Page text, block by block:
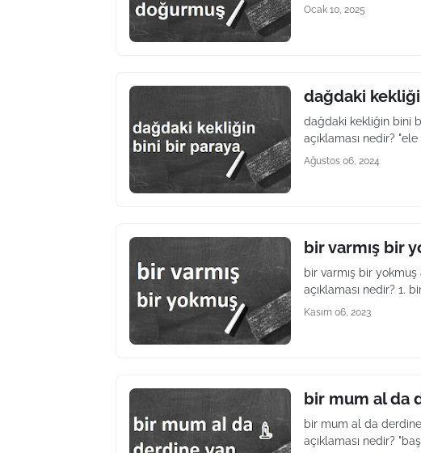
Ocak 10, 2025
dağdaki
dağdaki kekliğin bini
açıklaması nedir?
Ağustos 06, 2024
bir varmış bir
bir varmış bir
açıklaması nedir? 1.
Kasım 06, 2023
bir mum al da
bir mum al da
açıklaması nedir?